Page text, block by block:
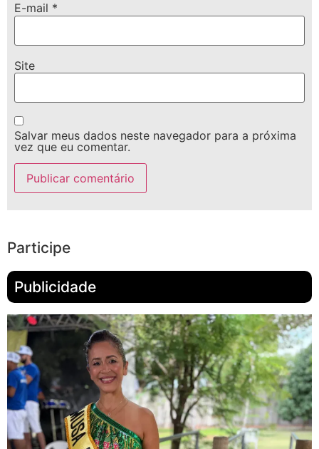
E-mail *
Site
Salvar meus dados neste navegador para a próxima
vez que eu comentar.
Participe
Publicidade